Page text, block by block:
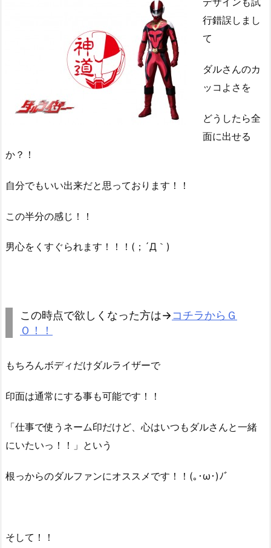
行錯誤しまし
て
ダルさんのカ
ッコよさを
どうしたら全
面に出せる
か？！
自分でもいい出来だと思っております！！
この半分の感じ！！
男心をくすぐられます！！！(；´Д｀)
この時点で欲しくなった方は→コチラからＧ
Ｏ！！
もちろんボディだけダルライザーで
印面は通常にする事も可能です！！
「仕事で使うネーム印だけど、心はいつもダルさんと一緒
にいたいっ！！」という
根っからのダルファンにオススメです！！(｡･ω･)ﾉﾞ
そして！！